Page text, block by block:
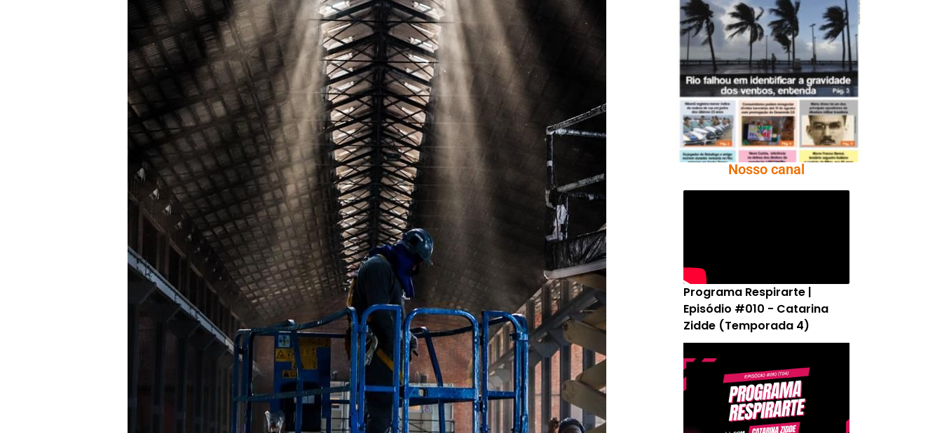
Ano X – Número 366
01 A 07 De Agosto De
2026
Nosso canal
Programa Respirarte |
Episódio #010 - Catarina
Zidde (Temporada 4)